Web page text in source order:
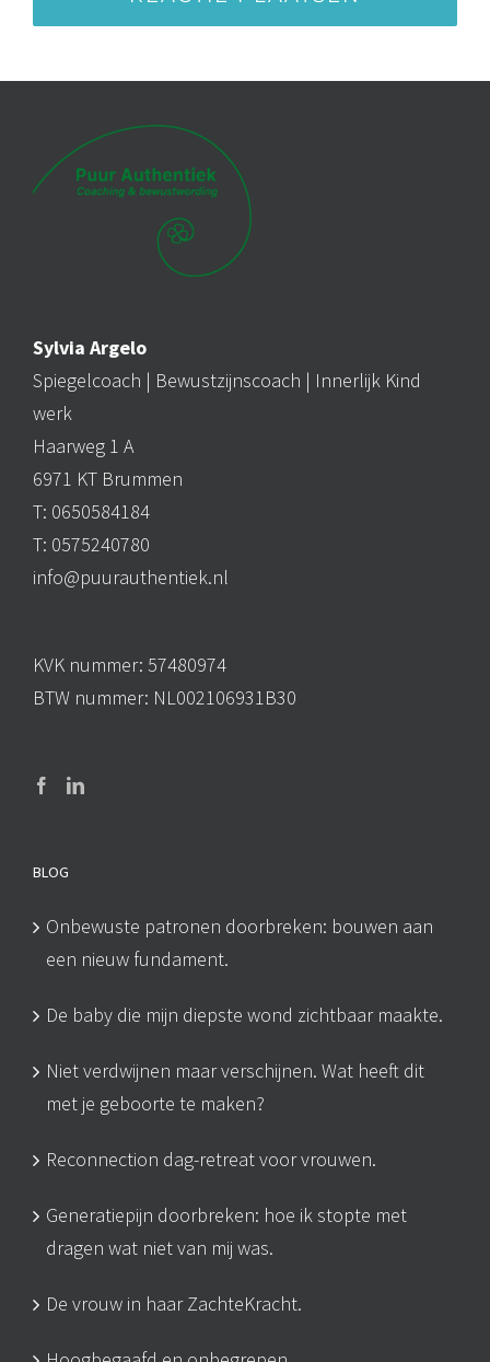
Sylvia Argelo
Spiegelcoach | Bewustzijnscoach | Innerlijk Kind
werk
Haarweg 1 A
6971 KT Brummen
T: 0650584184
T: 0575240780
info@puurauthentiek.nl
KVK nummer: 57480974
BTW nummer: NL002106931B30
BLOG
Onbewuste patronen doorbreken: bouwen aan
een nieuw fundament.
De baby die mijn diepste wond zichtbaar maakte.
Niet verdwijnen maar verschijnen. Wat heeft dit
met je geboorte te maken?
Reconnection dag-retreat voor vrouwen.
Generatiepijn doorbreken: hoe ik stopte met
dragen wat niet van mij was.
De vrouw in haar ZachteKracht.